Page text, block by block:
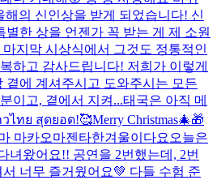
해의 신인상을 받게 되었습니다! 신
별한 상을 언젠가 꼭 받는 게 제 소원
지막 시상식에서 그것도 정통적인
하고 감사드립니다! 저희가 이렇게
곁에 계셔주시고 도와주시는 모든
이고, 곁에서 지켜...태국은 아직 메
ไทย สุดยอด!🥰Merry Christmas🎄🎁
마카오마젠타한겨울이다요 오늘은
녀왔어요!! 공연을 2번했는데, 2번
너무 즐거웠어요💚 다들 수험 준